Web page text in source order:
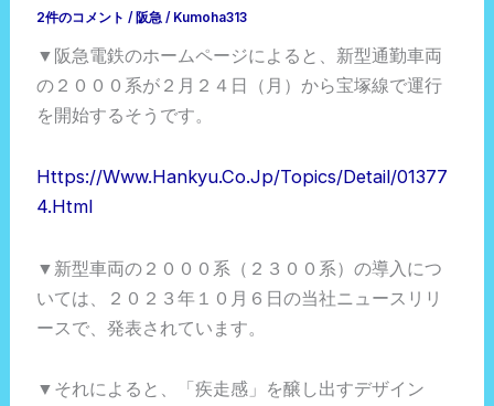
2件のコメント / 阪急 / Kumoha313
▼阪急電鉄のホームページによると、新型通勤車両
の２０００系が２月２４日（月）から宝塚線で運行
を開始するそうです。
Https://www.hankyu.co.jp/topics/detail/01377
4.html
▼新型車両の２０００系（２３００系）の導入につ
いては、２０２３年１０月６日の当社ニュースリリ
ースで、発表されています。
▼それによると、「疾走感」を醸し出すデザイン